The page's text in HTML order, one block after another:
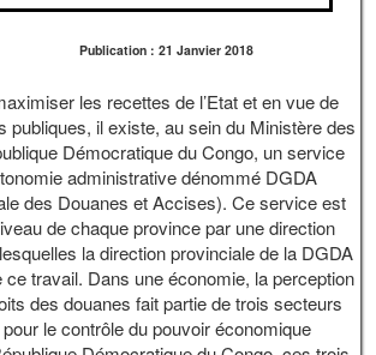
Publication : 21 Janvier 2018
les recettes de l’Etat et en vue de
publiques, il existe, au sein du Ministère des
Démocratique du Congo, un service
administrative dénommé DGDA
des Douanes et Accises). Ce service est
de chaque province par une direction
la direction provinciale de la DGDA
ce travail. Dans une économie, la perception
des douanes fait partie de trois secteurs
le contrôle du pouvoir économique